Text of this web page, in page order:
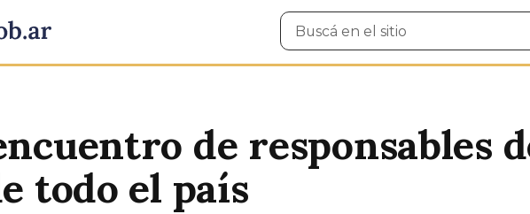
Buscar
en
de responsables
todo el país